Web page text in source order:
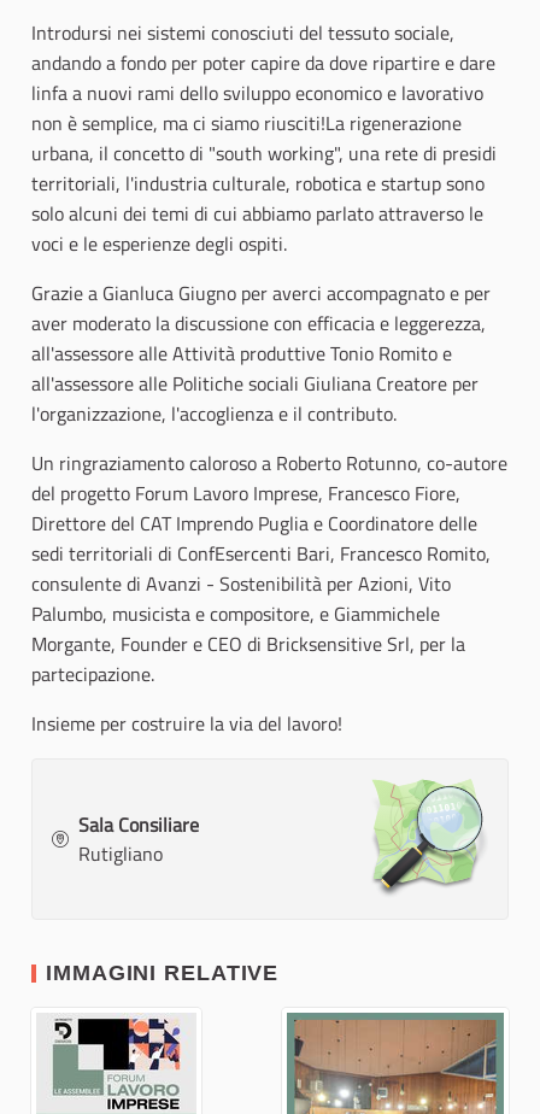
Introdursi nei sistemi conosciuti del tessuto sociale,
andando a fondo per poter capire da dove ripartire e dare
linfa a nuovi rami dello sviluppo economico e lavorativo
non è semplice, ma ci siamo riusciti!La rigenerazione
urbana, il concetto di "south working", una rete di presidi
territoriali, l'industria culturale, robotica e startup sono
solo alcuni dei temi di cui abbiamo parlato attraverso le
voci e le esperienze degli ospiti.
Grazie a Gianluca Giugno per averci accompagnato e per
aver moderato la discussione con efficacia e leggerezza,
all'assessore alle Attività produttive Tonio Romito e
all'assessore alle Politiche sociali Giuliana Creatore per
l'organizzazione, l'accoglienza e il contributo.
Un ringraziamento caloroso a Roberto Rotunno, co-autore
del progetto Forum Lavoro Imprese, Francesco Fiore,
Direttore del CAT Imprendo Puglia e Coordinatore delle
sedi territoriali di ConfEsercenti Bari, Francesco Romito,
consulente di Avanzi - Sostenibilità per Azioni, Vito
Palumbo, musicista e compositore, e Giammichele
Morgante, Founder e CEO di Bricksensitive Srl, per la
partecipazione.
Insieme per costruire la via del lavoro!
Sala Consiliare
Rutigliano
IMMAGINI RELATIVE